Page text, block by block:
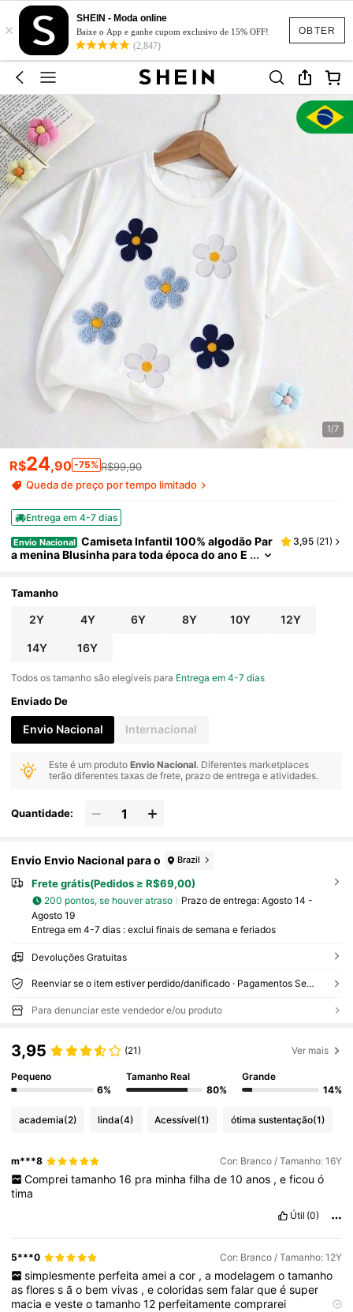
OBTER
×
SHEIN - Moda online
Baixe o App e ganhe cupom exclusivo de 15% OFF!
(2,847)
1/7
R$24,90 -75% R$99,90
Queda de preço por tempo limitado
Entrega em 4-7 dias
Envio Nacional Camiseta Infantil 100% algodão Par
a menina Blusinha para toda época do ano E
3,95 (21)
Tamanho
2Y 4Y 6Y 8Y 10Y 12Y
14Y 16Y
Todos os tamanho são elegíveis para Entrega em 4-7 dias
Enviado De
Envio Nacional Internacional
Este é um produtoEnvio Nacional. Diferentes marketplaces
terão diferentes taxas de frete, prazo de entrega e atividades.
Quantidade:
Envio Envio Nacional para o Brazil
Frete grátis(Pedidos ≥ R$69,00)
200 pontos, se houver atraso Prazo de entrega: Agosto 14 -
Agosto 19
Entrega em 4-7 dias : exclui finais de semana e feriados
Devoluções Gratuitas
Reenviar se o item estiver perdido/danificado · Pagamentos Seguros · Proteção de privacidade
Para denunciar este vendedor e/ou produto
3,95 (21) Ver mais
Pequeno
6%
Tamanho Real
80%
Grande
14%
academia(2) linda(4) Acessível(1) ótima sustentação(1)
m***8 Cor: Branco / Tamanho: 16Y
Comprei tamanho 16 pra minha filha de 10 anos , e ficou ó
tima
Útil (0)
5***0 Cor: Branco / Tamanho: 12Y
simplesmente perfeita amei a cor , a modelagem o tamanho
asfloressão bemvivas ,ecoloridassemfalarqueésuper
maciaevesteotamanho12 perfeitamentecomprarei